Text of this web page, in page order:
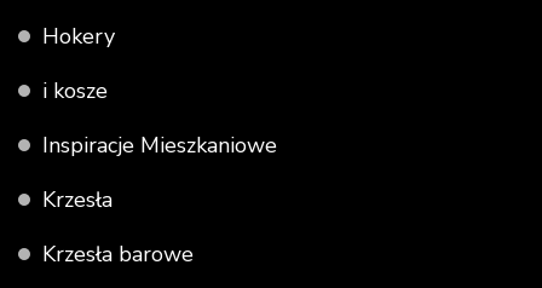
Hokery
i kosze
Inspiracje Mieszkaniowe
Krzesła
Krzesła barowe